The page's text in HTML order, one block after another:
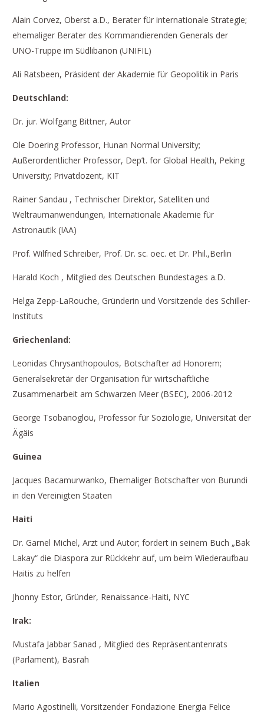
Alain Corvez, Oberst a.D., Berater für internationale Strategie;
ehemaliger Berater des Kommandierenden Generals der
UNO-Truppe im Südlibanon (UNIFIL)
Ali Ratsbeen, Präsident der Akademie für Geopolitik in Paris
Deutschland:
Dr. jur. Wolfgang Bittner, Autor
Ole Doering Professor, Hunan Normal University;
Außerordentlicher Professor, Dep’t. for Global Health, Peking
University; Privatdozent, KIT
Rainer Sandau , Technischer Direktor, Satelliten und
Weltraumanwendungen, Internationale Akademie für
Astronautik (IAA)
Prof. Wilfried Schreiber, Prof. Dr. sc. oec. et Dr. Phil.,Berlin
Harald Koch , Mitglied des Deutschen Bundestages a.D.
Helga Zepp-LaRouche, Gründerin und Vorsitzende des Schiller-
Instituts
Griechenland:
Leonidas Chrysanthopoulos, Botschafter ad Honorem;
Generalsekretär der Organisation für wirtschaftliche
Zusammenarbeit am Schwarzen Meer (BSEC), 2006-2012
George Tsobanoglou, Professor für Soziologie, Universität der
Ägäis
Guinea
Jacques Bacamurwanko, Ehemaliger Botschafter von Burundi
in den Vereinigten Staaten
Haiti
Dr. Garnel Michel, Arzt und Autor; fordert in seinem Buch „Bak
Lakay“ die Diaspora zur Rückkehr auf, um beim Wiederaufbau
Haitis zu helfen
Jhonny Estor, Gründer, Renaissance-Haiti, NYC
Irak:
Mustafa Jabbar Sanad , Mitglied des Repräsentantenrats
(Parlament), Basrah
Italien
Mario Agostinelli, Vorsitzender Fondazione Energia Felice